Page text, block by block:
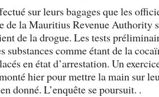
sur leurs bagages que les
la Mauritius Revenue Authority
de la drogue. Les tests
substances comme étant de la
en état d’arrestation. Un
hier pour mettre la main sur
donné. L’enquête se poursuit. .